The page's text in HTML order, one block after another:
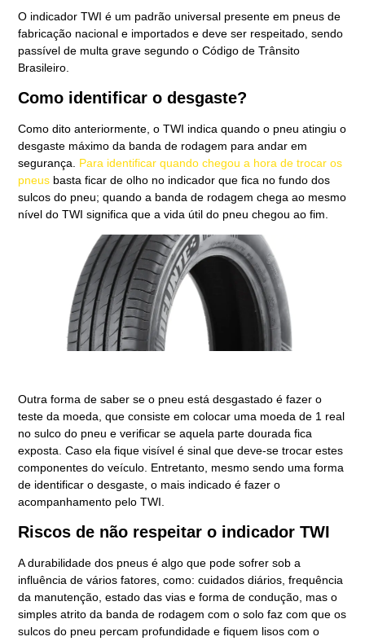
O indicador TWI é um padrão universal presente em pneus de
fabricação nacional e importados e deve ser respeitado, sendo
passível de multa grave segundo o Código de Trânsito
Brasileiro.
Como identificar o desgaste?
Como dito anteriormente, o TWI indica quando o pneu atingiu o
desgaste máximo da banda de rodagem para andar em
segurança. Para identificar quando chegou a hora de trocar os
pneus basta ficar de olho no indicador que fica no fundo dos
sulcos do pneu; quando a banda de rodagem chega ao mesmo
nível do TWI significa que a vida útil do pneu chegou ao fim.
Outra forma de saber se o pneu está desgastado é fazer o
teste da moeda, que consiste em colocar uma moeda de 1 real
no sulco do pneu e verificar se aquela parte dourada fica
exposta. Caso ela fique visível é sinal que deve-se trocar estes
componentes do veículo. Entretanto, mesmo sendo uma forma
de identificar o desgaste, o mais indicado é fazer o
acompanhamento pelo TWI.
Riscos de não respeitar o indicador TWI
A durabilidade dos pneus é algo que pode sofrer sob a
influência de vários fatores, como: cuidados diários, frequência
da manutenção, estado das vias e forma de condução, mas o
simples atrito da banda de rodagem com o solo faz com que os
sulcos do pneu percam profundidade e fiquem lisos com o